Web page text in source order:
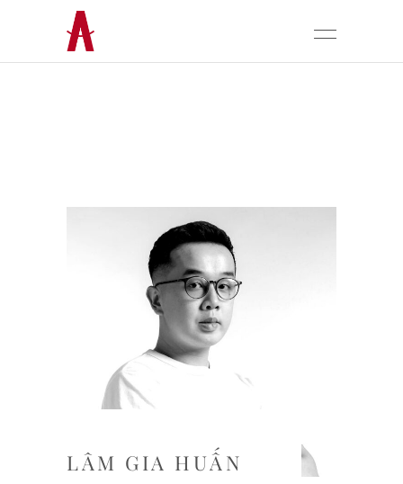
LÂM GIA HUẤN